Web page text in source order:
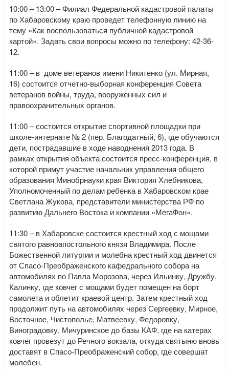
10:00 – 13:00 – Филиал Федеральной кадастровой палаты
по Хабаровскому краю проведет телефонную линию на
тему «Как воспользоваться публичной кадастровой
картой». Задать свои вопросы можно по телефону: 42-36-
12.
11:00 – в доме ветеранов имени Никитенко (ул. Мирная,
16) состоится отчетно-выборная конференция Совета
ветеранов войны, труда, вооруженных сил и
правоохранительных органов.
11:00 – состоится открытие спортивной площадки при
школе-интернате № 2 (пер. Благодатный, 6), где обучаются
дети, пострадавшие в ходе наводнения 2013 года. В
рамках открытия объекта состоится пресс-конференция, в
которой примут участие начальник управления общего
образования Минобрнауки края Виктория Хлебникова,
Уполномоченный по делам ребенка в Хабаровском крае
Светлана Жукова, представители министерства РФ по
развитию Дальнего Востока и компании «МегаФон».
11:30 – в Хабаровске состоится крестный ход с мощами
святого равноапостольного князя Владимира. После
Божественной литургии и молебна крестный ход двинется
от Спасо-Преображенского кафедрального собора на
автомобилях по Павла Морозова, через Ильинку, Дружбу,
Калинку, где ковчег с мощами будет помещен на борт
самолета и облетит краевой центр. Затем крестный ход
продолжит путь на автомобилях через Сергеевку, Мирное,
Восточное, Чистополье, Матвеевку, Федоровку,
Виноградовку, Мичуринское до базы КАФ, где на катерах
ковчег провезут до Речного вокзала, откуда святыню вновь
доставят в Спасо-Преображенский собор, где совершат
молебен.